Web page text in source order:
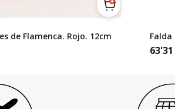
de Flamenca. Rojo. 12cm Falda
63'31